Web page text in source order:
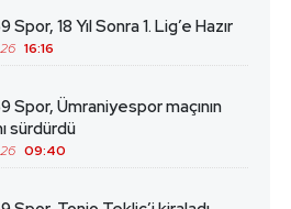
Spor, 18 Yıl Sonra 1. Lig’e Hazır
16:16
Spor, Ümraniyespor maçının
sürdürdü
09:40